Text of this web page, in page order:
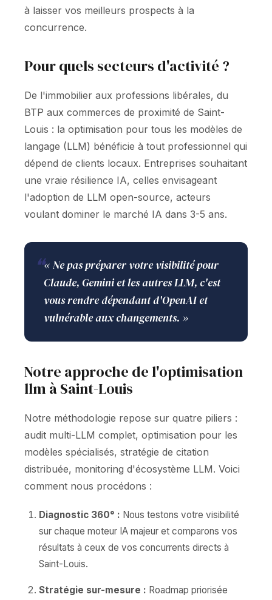
à laisser vos meilleurs prospects à la
concurrence.
Pour quels secteurs d'activité ?
De l'immobilier aux professions libérales, du
BTP aux commerces de proximité de Saint-
Louis : la optimisation pour tous les modèles de
langage (LLM) bénéficie à tout professionnel qui
dépend de clients locaux. Entreprises souhaitant
une vraie résilience IA, celles envisageant
l'adoption de LLM open-source, acteurs
voulant dominer le marché IA dans 3-5 ans.
❝« Ne pas préparer votre visibilité pour
Claude, Gemini et les autres LLM, c'est
vous rendre dépendant d'OpenAI et
vulnérable aux changements. »
Notre approche de l'optimisation
llm à Saint-Louis
Notre méthodologie repose sur quatre piliers :
audit multi-LLM complet, optimisation pour les
modèles spécialisés, stratégie de citation
distribuée, monitoring d'écosystème LLM. Voici
comment nous procédons :
Diagnostic 360° : Nous testons votre visibilité
sur chaque moteur IA majeur et comparons vos
résultats à ceux de vos concurrents directs à
Saint-Louis.
Stratégie sur-mesure : Roadmap priorisée